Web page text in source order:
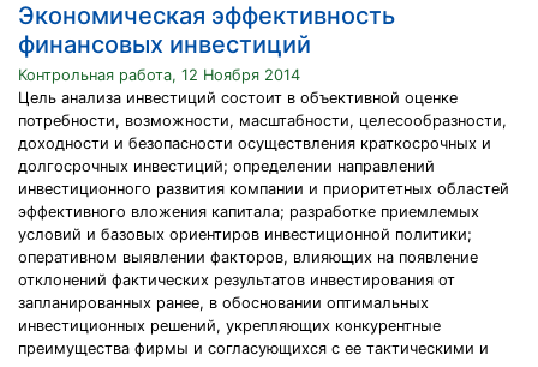
Экономическая эффективность
финансовых инвестиций
Контрольная работа, 12 Ноября 2014
Цель анализа инвестиций состоит в объективной оценке
потребности, возможности, масштабности, целесообразности,
доходности и безопасности осуществления краткосрочных и
долгосрочных инвестиций; определении направлений
инвестиционного развития компании и приоритетных областей
эффективного вложения капитала; разработке приемлемых
условий и базовых ориентиров инвестиционной политики;
оперативном выявлении факторов, влияющих на появление
отклонений фактических результатов инвестирования от
запланированных ранее, в обосновании оптимальных
инвестиционных решений, укрепляющих конкурентные
преимущества фирмы и согласующихся с ее тактическими и